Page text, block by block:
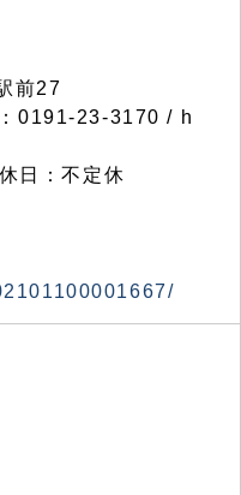
前27
0191-23-3170 / h
日：不定休